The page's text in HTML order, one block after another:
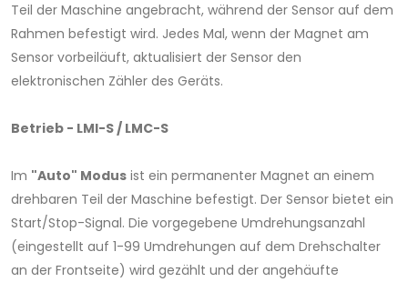
Teil der Maschine angebracht, während der Sensor auf dem
Rahmen befestigt wird. Jedes Mal, wenn der Magnet am
Sensor vorbeiläuft, aktualisiert der Sensor den
elektronischen Zähler des Geräts.
Betrieb - LMI-S / LMC-S
Im "Auto" Modus ist ein permanenter Magnet an einem
drehbaren Teil der Maschine befestigt. Der Sensor bietet ein
Start/Stop-Signal. Die vorgegebene Umdrehungsanzahl
(eingestellt auf 1-99 Umdrehungen auf dem Drehschalter
an der Frontseite) wird gezählt und der angehäufte